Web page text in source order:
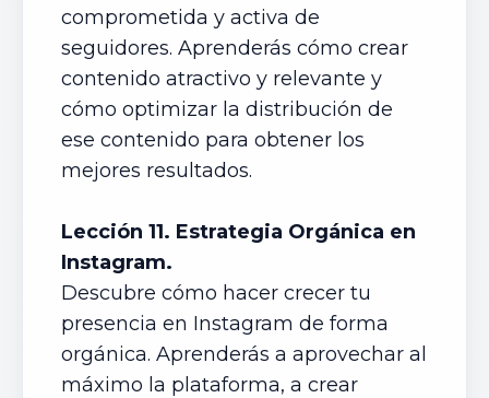
comprometida y activa de
seguidores. Aprenderás cómo crear
contenido atractivo y relevante y
cómo optimizar la distribución de
ese contenido para obtener los
mejores resultados.
Lección 11. Estrategia Orgánica en
Instagram.
Descubre cómo hacer crecer tu
presencia en Instagram de forma
orgánica. Aprenderás a aprovechar al
máximo la plataforma, a crear